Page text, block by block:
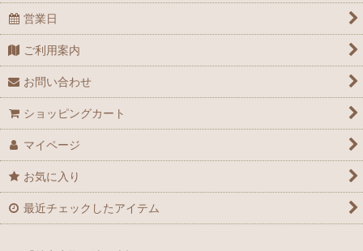
営業日
ご利用案内
お問い合わせ
ショッピングカート
マイページ
お気に入り
最近チェックしたアイテム